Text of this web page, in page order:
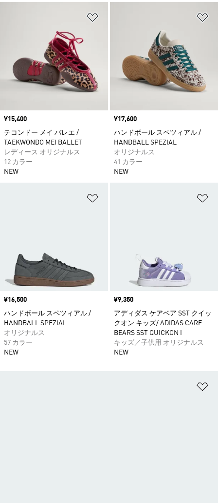
価格
¥15,400
テコンドー メイ バレエ /
TAEKWONDO MEI BALLET
レディース オリジナルス
12 カラー
NEW
価格
¥17,600
ハンドボール スペツィアル /
HANDBALL SPEZIAL
オリジナルス
41 カラー
NEW
価格
¥16,500
ハンドボール スペツィアル /
HANDBALL SPEZIAL
オリジナルス
57 カラー
NEW
価格
¥9,350
アディダス ケアベア SST クイッ
クオン キッズ/ ADIDAS CARE
BEARS SST QUICKON I
キッズ／子供用 オリジナルス
NEW